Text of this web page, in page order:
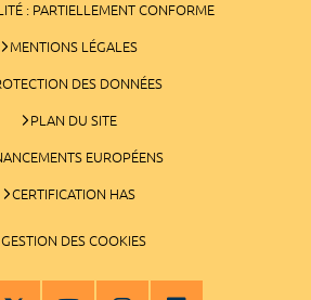
: PARTIELLEMENT CONFORME
MENTIONS LÉGALES
DES DONNÉES
PLAN DU SITE
EUROPÉENS
CERTIFICATION HAS
GESTION DES COOKIES